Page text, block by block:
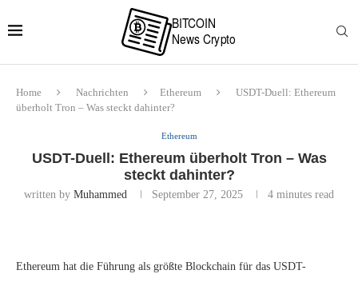
Home Nachrichten Ethereum
USDT-Duell: Ethereum
überholt Tron – Was steckt dahinter?
Ethereum
USDT-Duell: Ethereum überholt Tron – Was
steckt dahinter?
written by Muhammed September 27, 2025 4 minutes read
Ethereum hat die Führung als größte Blockchain für das USDT-